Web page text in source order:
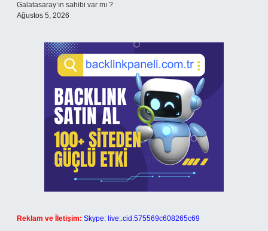
Galatasaray’ın sahibi var mı ?
Ağustos 5, 2026
Reklam ve İletişim: Skype: live:.cid.575569c608265c69